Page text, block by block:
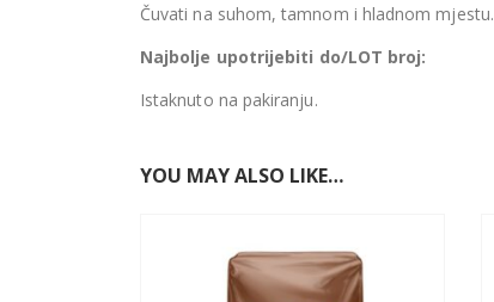
Čuvati na suhom, tamnom i hladnom mjestu.
Najbolje upotrijebiti do/LOT broj:
Istaknuto na pakiranju.
YOU MAY ALSO LIKE…